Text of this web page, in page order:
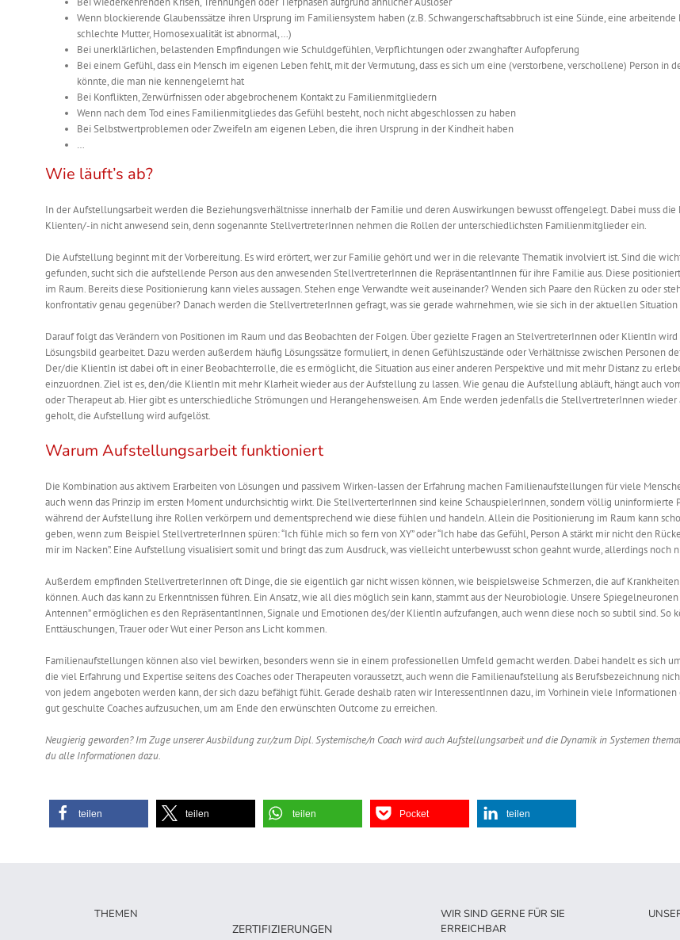
Wenn blockierende Glaubenssätze ihren Ursprung im Familiensystem haben (z.B. Schwangerschaftsabbruch ist eine Sünde, eine arbeitende
schlechte Mutter, Homosexualität istabnormal,…)
Bei unerklärlichen, belastenden Empfindungen wie Schuldgefühlen, Verpflichtungen oder zwanghafter Aufopferung
Bei einem Gefühl, dass ein Mensch im eigenen Leben fehlt, mit der Vermutung, dass es sich um eine (verstorbene, verschollene) Person in
könnte, die man nie kennengelernt hat
Bei Konflikten, Zerwürfnissen oder abgebrochenem Kontakt zu Familienmitgliedern
Wenn nach dem Tod eines Familienmitgliedes das Gefühl besteht, noch nicht abgeschlossen zu haben
Bei Selbstwertproblemen oder Zweifeln am eigenen Leben, die ihren Ursprung in der Kindheit haben
…
Wie läuft’s ab?
In der Aufstellungsarbeit werden die Beziehungsverhältnisse innerhalb der Familie und deren Auswirkungen bewusst offengelegt. Dabei muss
Klienten/-in nicht anwesend sein, denn sogenannte StellvertreterInnen nehmen die Rollen der unterschiedlichsten Familienmitglieder ein.
Die Aufstellung beginnt mit der Vorbereitung. Es wird erörtert, wer zur Familie gehört und wer in die relevante Thematik involviert ist. Sind die
gefunden, sucht sich die aufstellende Personaus den anwesenden StellvertreterInnen die RepräsentantInnen fürihre Familie aus. Diese positioniert
im Raum. Bereits diese Positionierung kann vieles aussagen. Stehen enge Verwandte weit auseinander? Wenden sich Paare den Rücken zu oder
konfrontativ genau gegenüber? Danach werden die StellvertreterInnen gefragt, was sie gerade wahrnehmen, wie sie sich in der aktuellen
Darauf folgt das Verändern von Positionen im Raum und das Beobachten der Folgen. Über gezielte Fragen anStelvertreterInnenoderKlientInwird
Lösungsbild gearbeitet. Dazu werden außerdem häufig Lösungssätze formuliert, in denen Gefühlszustände oder Verhältnisse zwischen Personen
Der/die KlientIn ist dabeioft in einer Beobachterrolle, die es ermöglicht, die Situation aus einer anderen Perspektive und mit mehr Distanz zu
einzuordnen. Ziel ist es, den/die KlientIn mit mehr Klarheit wieder aus der Aufstellung zu lassen. Wie genau die Aufstellung abläuft, hängt auch
oder Therapeut ab. Hier gibt es unterschiedliche Strömungen und Herangehensweisen. Am Ende werden jedenfalls die StellvertreterInnen wieder
geholt, die Aufstellung wird aufgelöst.
Warum Aufstellungsarbeit funktioniert
Die Kombination aus aktivem Erarbeiten von Lösungen und passivem Wirken-lassen der Erfahrung machen Familienaufstellungen für viele
auch wenn das Prinzip im ersten Moment undurchsichtig wirkt. Die StellverterterInnensind keine SchauspielerInnen, sondernvöllig uninformierte
während der Aufstellung ihre Rollen verkörpern und dementsprechend wie diese fühlen und handeln.Alleindie Positionierung im Raum kann
geben, wenn zum Beispiel StellvertreterInnen spüren: “Ich fühle mich so fern von XY” oder “Ich habe das Gefühl, Person A stärkt mir nicht den
mir im Nacken”. Eine Aufstellung visualisiertsomit und bringt das zum Ausdruck, was vielleicht unterbewusst schon geahnt wurde, allerdings noch
Außerdem empfinden StellvertreterInnen oft Dinge, die sie eigentlich gar nicht wissen können, wie beispielsweise Schmerzen, die auf
können. Auch das kann zu Erkenntnissen führen. Ein Ansatz, wie all dies möglich sein kann, stammt aus der Neurobiologie. Unsere
Antennen” ermöglichen esden RepräsentantInnen, Signale und Emotionen des/derKlientInaufzufangen, auch wenn diese noch so subtil sind. So
Enttäuschungen, Trauer oder Wut einer Person ans Licht kommen.
Familienaufstellungen können also viel bewirken, besonders wenn sie in einem professionellen Umfeld gemacht werden. Dabei handelt es sich
die viel Erfahrung und Expertise seitens des Coaches oder Therapeuten voraussetzt, auch wenn die Familienaufstellung als Berufsbezeichnung
von jedem angeboten werden kann, der sich dazu befähigt fühlt. Gerade deshalb raten wir InteressentInnen dazu, im Vorhinein viele
gut geschulte Coaches aufzusuchen, um am Ende den erwünschten Outcome zu erreichen.
Neugierig geworden? Im Zuge unserer Ausbildung zur/zum Dipl. Systemische/n Coach wird auch Aufstellungsarbeit und die Dynamik in Systemen
du alle Informationen dazu.
teilen teilen teilen Pocket teilen
THEMEN
ZERTIFIZIERUNGEN
WIR SIND GERNE FÜR SIE
ERREICHBAR